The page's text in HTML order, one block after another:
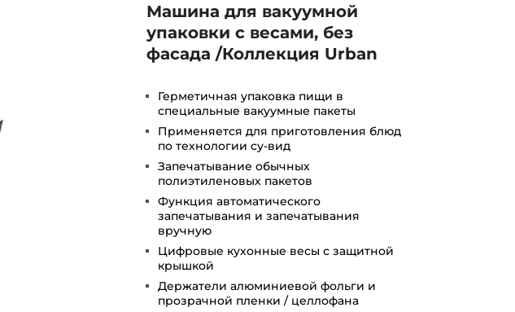
Машина для вакуумной
упаковки с весами, без
фасада /Коллекция Urban
Герметичная упаковка пищи в
специальные вакуумные пакеты
Применяется для приготовления блюд
по технологии су-вид
Запечатывание обычных
полиэтиленовых пакетов
Функция автоматического
запечатывания и запечатывания
вручную
Цифровые кухонные весы с защитной
крышкой
Держатели алюминиевой фольги и
прозрачной пленки / целлофана